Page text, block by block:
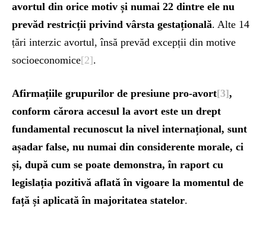
avortul din orice motiv și numai 22 dintre ele nu
prevăd restricții privind vârsta gestațională. Alte 14
țări interzic avortul, însă prevăd excepții din motive
socioeconomice[2].
Afirmațiile grupurilor de presiune pro-avort[3],
conform cărora accesul la avort este un drept
fundamental recunoscut la nivel internațional, sunt
așadar false, nu numai din considerente morale, ci
și, după cum se poate demonstra, în raport cu
legislația pozitivă aflată în vigoare la momentul de
față și aplicată în majoritatea statelor.